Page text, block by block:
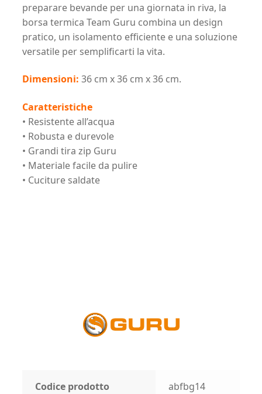
preparare bevande per una giornata in riva, la
borsa termica Team Guru combina un design
pratico, un isolamento efficiente e una soluzione
versatile per semplificarti la vita.
Dimensioni: 36 cm x 36 cm x 36 cm.
Caratteristiche
• Resistente all’acqua
• Robusta e durevole
• Grandi tira zip Guru
• Materiale facile da pulire
• Cuciture saldate
Codice prodotto abfbg14